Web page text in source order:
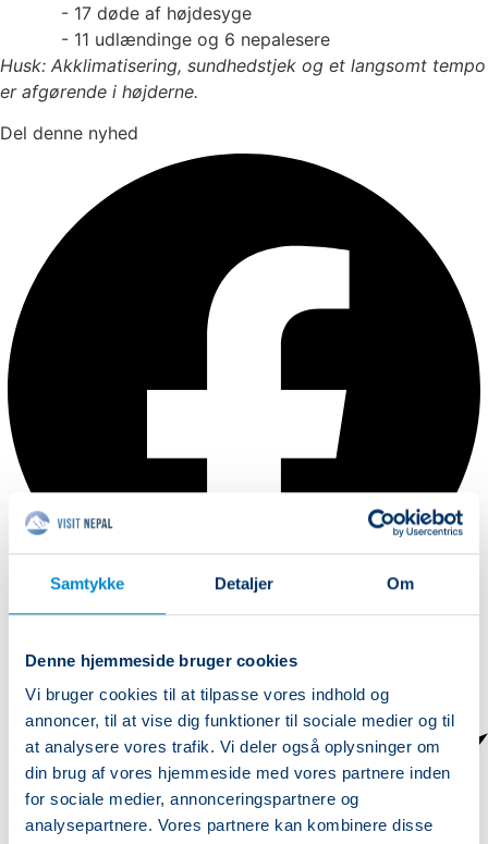
Samtykke Detaljer Om
Denne hjemmeside bruger cookies
Vi bruger cookies til at tilpasse vores indhold og
annoncer, til at vise dig funktioner til sociale medier og til
at analysere vores trafik. Vi deler også oplysninger om
din brug af vores hjemmeside med vores partnere inden
for sociale medier, annonceringspartnere og
analysepartnere. Vores partnere kan kombinere disse
- 17 døde af højdesyge
- 11 udlændinge og 6 nepalesere
Husk: Akklimatisering, sundhedstjek og et langsomt tempo
er afgørende i højderne.
Del denne nyhed